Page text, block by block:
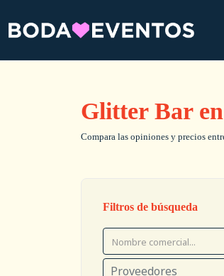
Glitter Bar
Compara las opiniones y precios
Filtros de búsqueda
Proveedores